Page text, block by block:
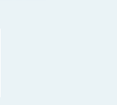
en embossing machines
stencils, grids